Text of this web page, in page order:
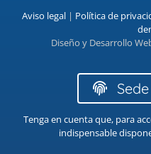
Aviso legal| Política de
Diseño y Desarrollo
Tenga en cuenta que, para
indispensable